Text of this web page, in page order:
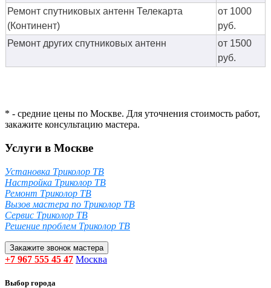
Ремонт спутниковых антенн Телекарта
(Континент)
от 1000
руб.
Ремонт других спутниковых антенн
от 1500
руб.
* - средние цены по Москве. Для уточнения стоимость работ,
закажите консультацию мастера.
Услуги в Москве
Установка Триколор ТВ
Настройка Триколор ТВ
Ремонт Триколор ТВ
Вызов мастера по Триколор ТВ
Сервис Триколор ТВ
Решение проблем Триколор ТВ
Закажите звонок мастера
+7 967 555 45 47 Москва
Выбор города